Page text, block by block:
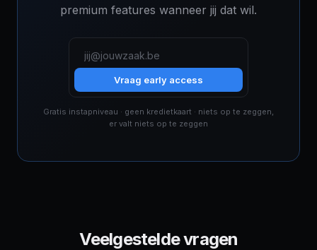
premium features wanneer jij dat wil.
Vraag early access
Gratis instapniveau · geen kredietkaart · niets op te zeggen,
er valt niets op te zeggen
Veelgestelde vragen